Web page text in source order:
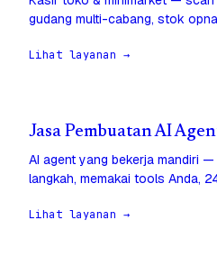
gudang multi-cabang, stok
Lihat layanan →
Jasa Pembuatan AI
AI agent yang bekerja mandiri
langkah, memakai tools Anda,
Lihat layanan →